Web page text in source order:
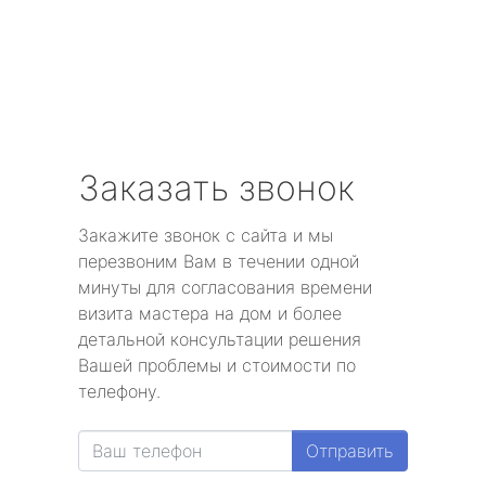
Заказать звонок
Закажите звонок с сайта и мы
перезвоним Вам в течении одной
минуты для согласования времени
визита мастера на дом и более
детальной консультации решения
Вашей проблемы и стоимости по
телефону.
Отправить